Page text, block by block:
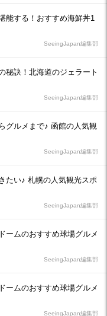
能する！おすすめ海鮮丼1
SeeingJapan編集部
秘訣！北海道のジェラート
SeeingJapan編集部
グルメまで♪ 函館の人気観
SeeingJapan編集部
たい♪ 札幌の人気観光スポ
SeeingJapan編集部
ームのおすすめ球場グルメ
SeeingJapan編集部
ームのおすすめ球場グルメ
SeeingJapan編集部